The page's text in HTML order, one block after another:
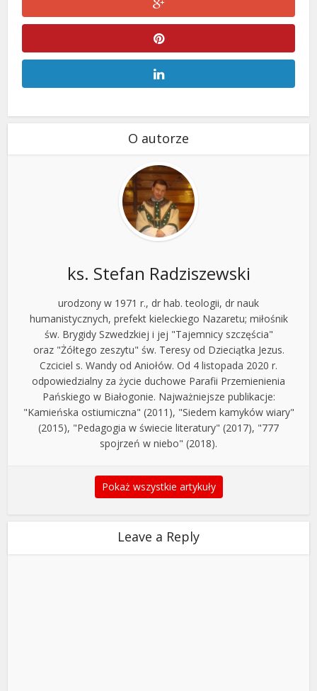
O autorze
ks. Stefan Radziszewski
urodzony w 1971 r., dr hab. teologii, dr nauk
humanistycznych, prefekt kieleckiego Nazaretu; miłośnik
św. Brygidy Szwedzkiej i jej "Tajemnicy szczęścia"
oraz "Żółtego zeszytu" św. Teresy od Dzieciątka Jezus.
Czciciel s. Wandy od Aniołów. Od 4 listopada 2020 r.
odpowiedzialny za życie duchowe Parafii Przemienienia
Pańskiego w Białogonie. Najważniejsze publikacje:
"Kamieńska ostiumiczna" (2011), "Siedem kamyków wiary"
(2015), "Pedagogia w świecie literatury" (2017), "777
spojrzeń w niebo" (2018).
Pokaż wszystkie artykuły
Leave a Reply